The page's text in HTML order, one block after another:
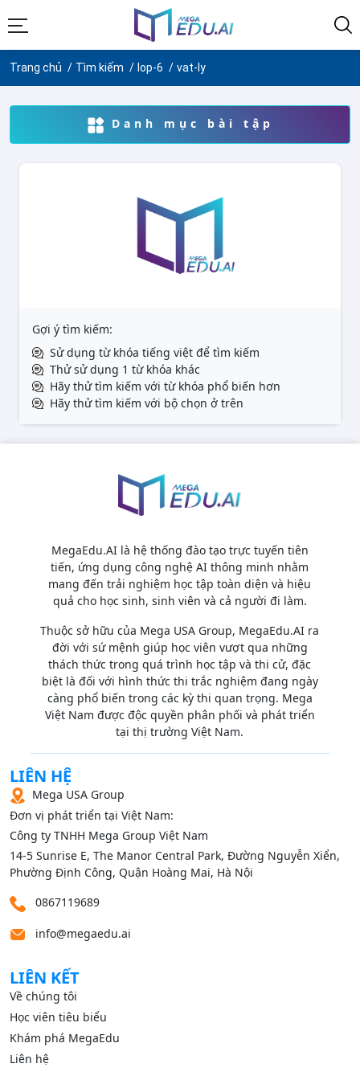
Trang chủ Tìm kiếm lop-6 vat-ly
Danh mục bài tập
Gợi ý tìm kiếm:
Sử dụng từ khóa tiếng việt để tìm kiếm
Thử sử dụng 1 từ khóa khác
Hãy thử tìm kiếm với từ khóa phổ biến hơn
Hãy thử tìm kiếm với bộ chọn ở trên
MegaEdu.AI là hệ thống đào tạo trực tuyến tiên
tiến, ứng dụng công nghệ AI thông minh nhằm
mang đến trải nghiệm học tập toàn diện và hiệu
quả cho học sinh, sinh viên và cả người đi làm.
Thuộc sở hữu của Mega USA Group, MegaEdu.AI ra
đời với sứ mệnh giúp học viên vượt qua những
thách thức trong quá trình học tập và thi cử, đặc
biệt là đối với hình thức thi trắc nghiệm đang ngày
càng phổ biến trong các kỳ thi quan trọng. Mega
Việt Nam được độc quyền phân phối và phát triển
tại thị trường Việt Nam.
LIÊN HỆ
Mega USA Group
Đơn vị phát triển tại Việt Nam:
Công ty TNHH Mega Group Việt Nam
14‑5 Sunrise E, The Manor Central Park, Đường Nguyễn Xiển,
Phường Định Công, Quận Hoàng Mai, Hà Nội
0867119689
info@megaedu.ai
LIÊN KẾT
Về chúng tôi
Học viên tiêu biểu
Khám phá MegaEdu
Liên hệ